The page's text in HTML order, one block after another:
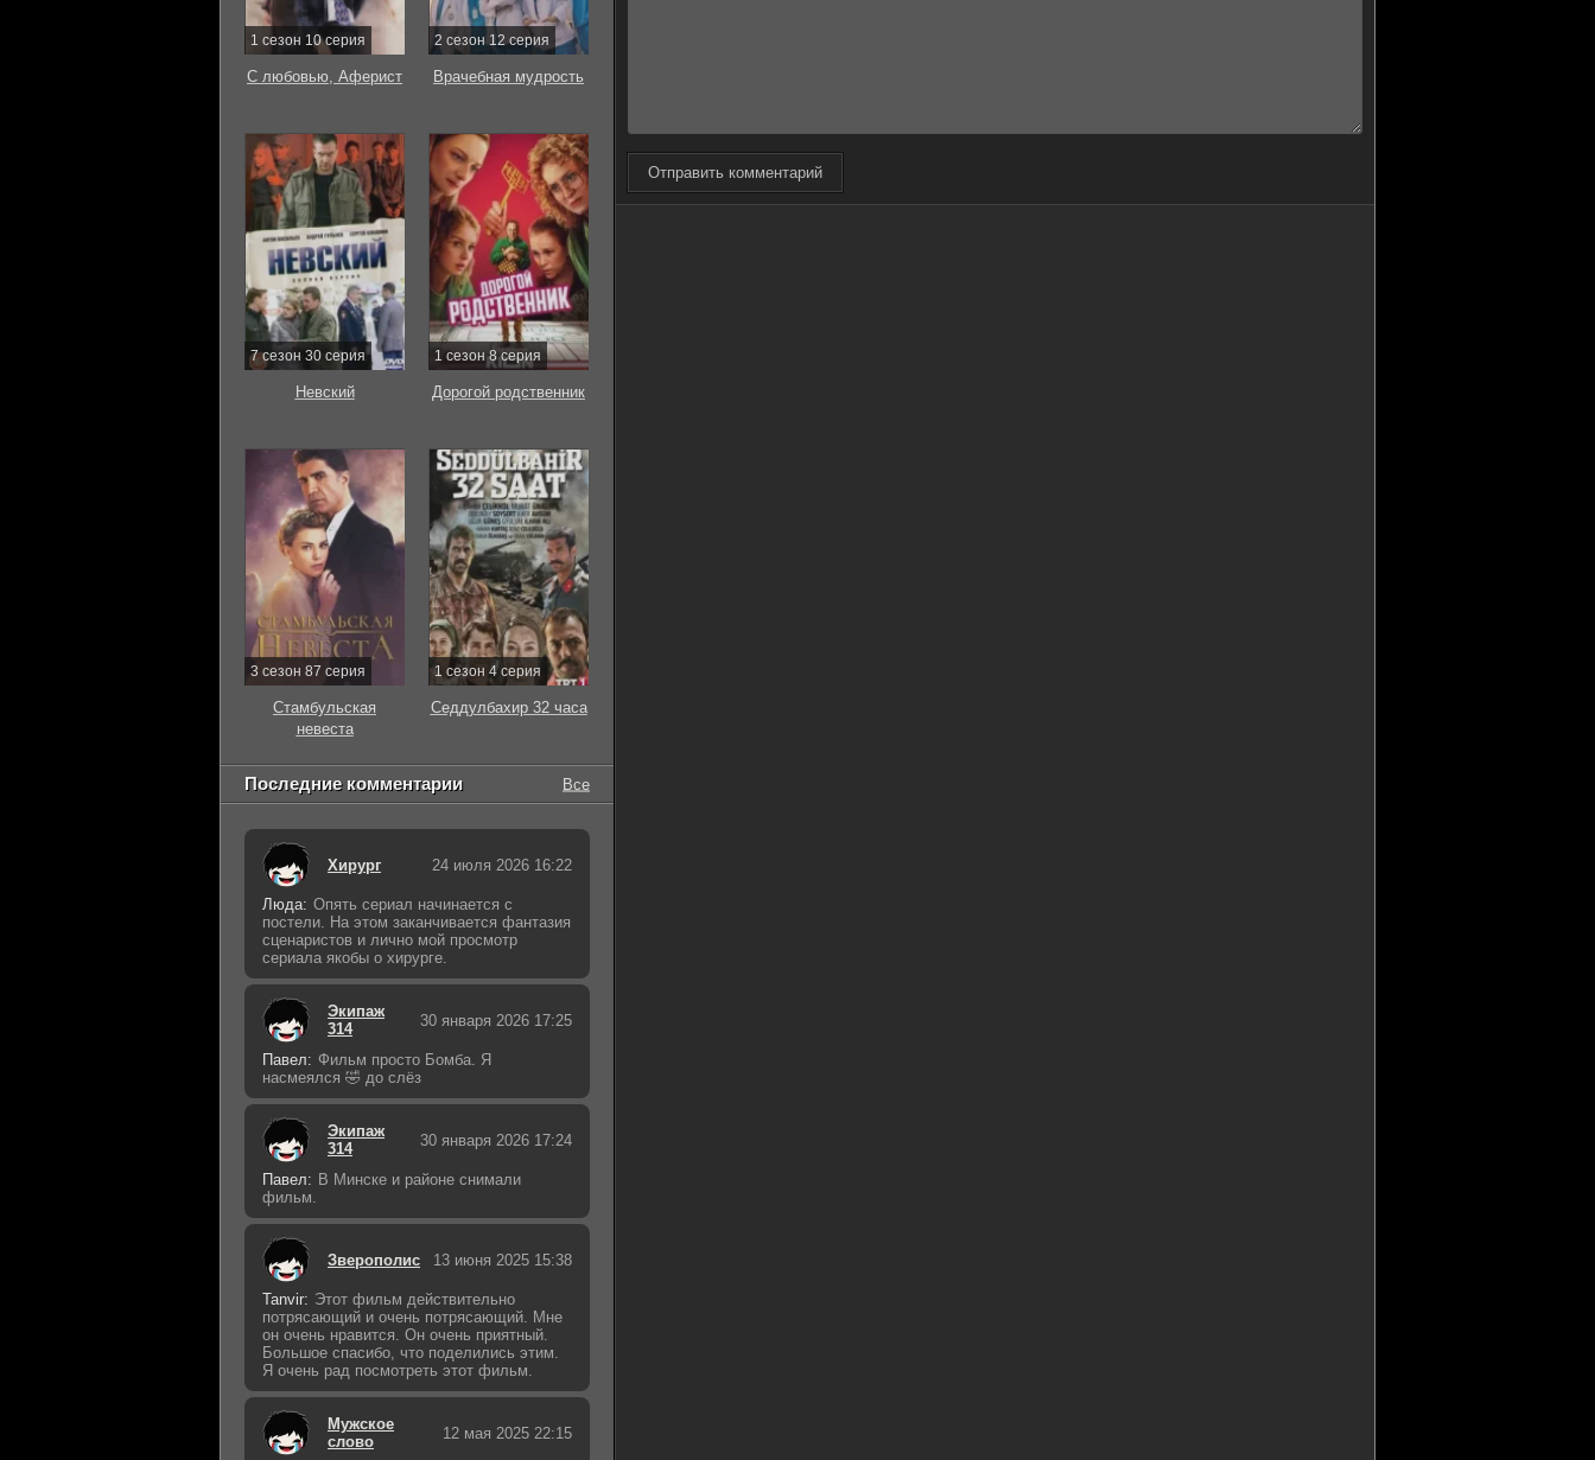
Отправить комментарий
1 сезон 10 серия
С любовью, Аферист
2 сезон 12 серия
Врачебная мудрость
7 сезон 30 серия
Невский
1 сезон 8 серия
Дорогой родственник
3 сезон 87 серия
Стамбульская
невеста
1 сезон 4 серия
Седдулбахир 32 часа
Последние комментарии Все
Хирург 24 июля 2026 16:22
Люда: Опять сериал начинается с
постели. На этом заканчивается фантазия
сценаристов и лично мой просмотр
сериала якобы о хирурге.
Экипаж
314
30 января 2026 17:25
Павел: Фильм просто Бомба. Я
насмеялся 🤣 до слёз
Экипаж
314
30 января 2026 17:24
Павел: В Минске и районе снимали
фильм.
Зверополис 13 июня 2025 15:38
Tanvir: Этот фильм действительно
потрясающий и очень потрясающий. Мне
он очень нравится. Он очень приятный.
Большое спасибо, что поделились этим.
Я очень рад посмотреть этот фильм.
Мужское
слово
12 мая 2025 22:15